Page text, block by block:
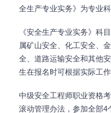
全生产专业实务》为专业科
《安全生产专业实务》科
属矿山安全、化工安全、
全、道路运输安全和其他
生在报名时可根据实际工作
中级安全工程师职业资格
滚动管理办法，参加全部4